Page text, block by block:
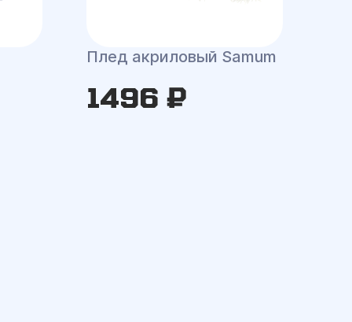
Плед акриловый Samum
1496 ₽